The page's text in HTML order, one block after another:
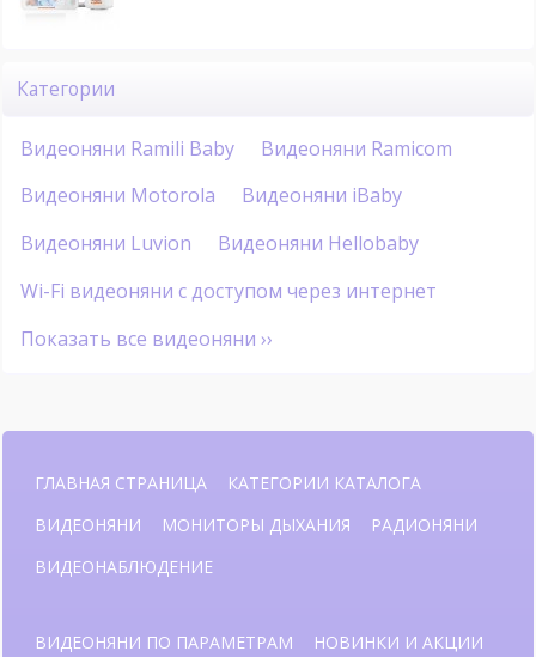
Категории
Видеоняни Ramili Baby
Видеоняни Ramicom
Видеоняни Motorola
Видеоняни iBaby
Видеоняни Luvion
Видеоняни Hellobaby
Wi-Fi видеоняни с доступом через интернет
Показать все видеоняни ››
ГЛАВНАЯ СТРАНИЦА
КАТЕГОРИИ КАТАЛОГА
ВИДЕОНЯНИ
МОНИТОРЫ ДЫХАНИЯ
РАДИОНЯНИ
ВИДЕОНАБЛЮДЕНИЕ
ВИДЕОНЯНИ ПО ПАРАМЕТРАМ
НОВИНКИ И АКЦИИ